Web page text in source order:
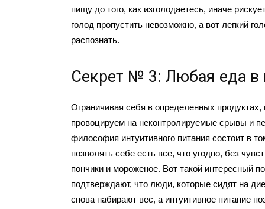
пищу до того, как изголодаетесь, иначе
голод пропустить невозможно, а вот легкий
распознать.
Секрет № 3: Любая еда в
Ограничивая себя в определенных
провоцируем на неконтролируемые срывы и
философия интуитивного питания состоит в
позволять себе есть все, что угодно, без
пончики и мороженое. Вот такой интересный
подтверждают, что люди, которые сидят на
снова набирают вес, а интуитивное питание